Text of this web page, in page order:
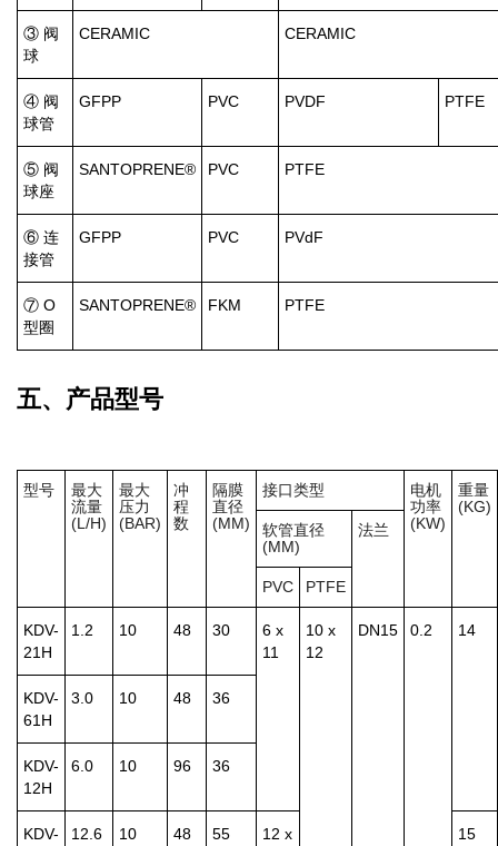
③ 阀
球
CERAMIC CERAMIC
④ 阀
球管
GFPP PVC PVDF PTFE
⑤ 阀
球座
SANTOPRENE® PVC PTFE
⑥ 连
接管
GFPP PVC PVdF
⑦ O
型圈
SANTOPRENE® FKM PTFE
五、产品型号
型号
最大
流量
(L/H)
最大
压力
(BAR)
冲
程
数
隔膜
直径
(MM)
接口类型
电机
功率
(KW)
重量
(KG)
软管直径
(MM)
法兰
PVC PTFE
KDV-
21H
1.2 10 48 30
6 x
11
10 x
12
DN15 0.2 14
KDV-
61H
3.0 10 48 36
KDV-
12H
6.0 10 96 36
KDV-
12.6 10 48 55
12 x
15